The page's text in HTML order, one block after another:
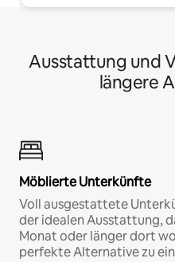
Ausstattung und
längere
Möblierte Unterkünfte
Voll ausgestattete
der idealen Ausstattung,
Monat oder länger dort
perfekte Alternative zu